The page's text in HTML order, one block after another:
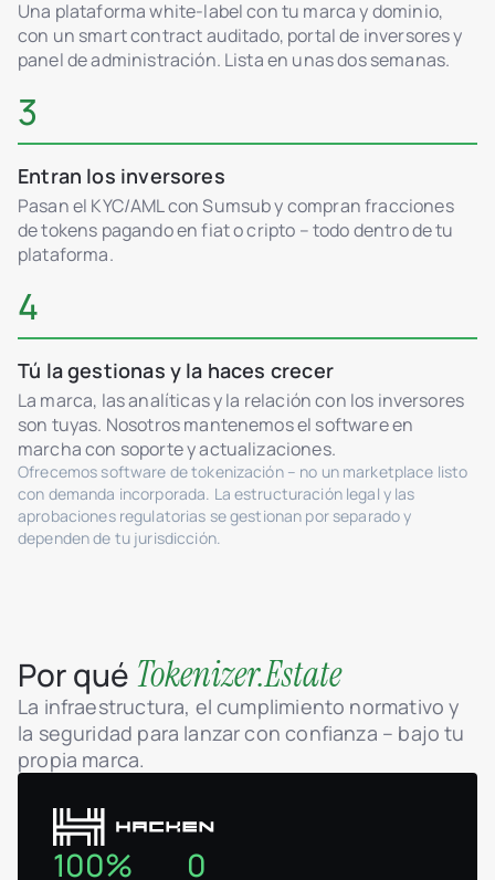
Una plataforma white-label con tu marca y dominio,
con un smart contract auditado, portal de inversores y
panel de administración. Lista en unas dos semanas.
3
Entran los inversores
Pasan el KYC/AML con Sumsub y compran fracciones
de tokens pagando en fiat o cripto – todo dentro de tu
plataforma.
4
Tú la gestionas y la haces crecer
La marca, las analíticas y la relación con los inversores
son tuyas. Nosotros mantenemos el software en
marcha con soporte y actualizaciones.
Ofrecemos software de tokenización – no un marketplace listo
con demanda incorporada. La estructuración legal y las
aprobaciones regulatorias se gestionan por separado y
dependen de tu jurisdicción.
Por qué Tokenizer.Estate
La infraestructura, el cumplimiento normativo y
la seguridad para lanzar con confianza – bajo tu
propia marca.
100% 0